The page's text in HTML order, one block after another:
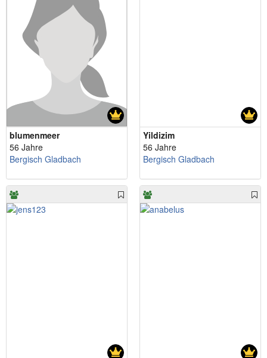
blumenmeer
56 Jahre
Bergisch Gladbach
Yildizim
56 Jahre
Bergisch Gladbach